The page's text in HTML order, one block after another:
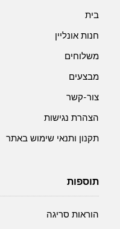
בית
חנות אונליין
משלוחים
מבצעים
צור-קשר
הצהרת נגישות
תקנון ותנאי שימוש באתר
תוספות
הוראות סריגה